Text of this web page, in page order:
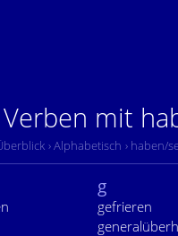
mit
› Alphabetisch › haben/
g
gefrieren